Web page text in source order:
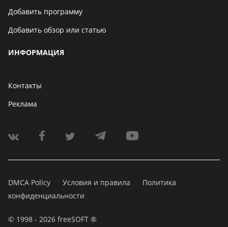
Добавить программу
Добавить обзор или статью
ИНФОРМАЦИЯ
Контакты
Реклама
DMCA Policy Условия и правила
Политика
конфиденциальности
© 1998 - 2026 freeSOFT ®